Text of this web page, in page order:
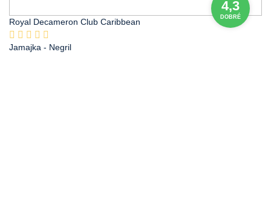
4,3
DOBRÉ
Royal Decameron Club Caribbean
Jamajka - Negril